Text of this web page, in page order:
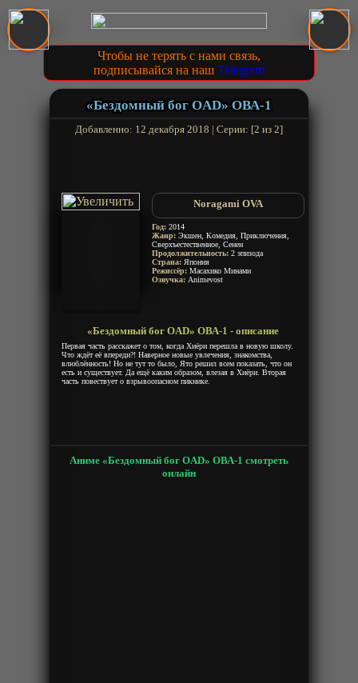
Чтобы не терять с нами связь,
подписывайся на наш Telegram
«Бездомный бог OAD» ОВА-1
Добавленно: 12 декабря 2018 | Серии: [2 из 2]
Noragami OVA
Год: 2014
Жанр: Экшен, Комедия, Приключения,
Сверхъестественное, Сенен
Продолжительность: 2 эпизода
Страна: Япония
Режиссёр: Масахико Минами
Озвучка: Animevost
«Бездомный бог OAD» ОВА-1 - описание
Первая часть расскажет о том, когда Хиёри перешла в новую школу.
Что ждёт её впереди?! Наверное новые увлечения, знакомства,
влюблённость! Но не тут то было, Ято решил всем показать, что он
есть и существует. Да ещё каким образом, влезая в Хиёри. Вторая
часть повествует о взрывоопасном пикнике.
Аниме «Бездомный бог OAD» ОВА-1 смотреть
онлайн